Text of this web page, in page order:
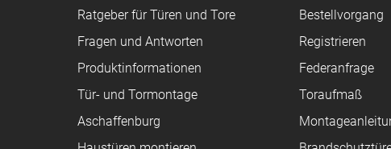
Ratgeber für Türen und Tore
Fragen und Antworten
Produktinformationen
Tür- und Tormontage
Aschaffenburg
Bestellvorgang
Registrieren
Federanfrage
Toraufmaß